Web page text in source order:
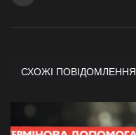
СХОЖІ ПОВІДОМЛЕННЯ